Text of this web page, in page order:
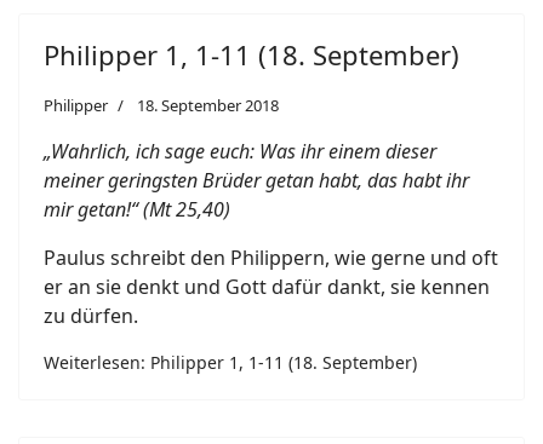
Philipper 1, 1-11 (18. September)
Philipper 18. September 2018
„Wahrlich, ich sage euch: Was ihr einem dieser
meiner geringsten Brüder getan habt, das habt ihr
mir getan!“ (Mt 25,40)
Paulus schreibt den Philippern, wie gerne und oft
er an sie denkt und Gott dafür dankt, sie kennen
zu dürfen.
Weiterlesen: Philipper 1, 1-11 (18. September)